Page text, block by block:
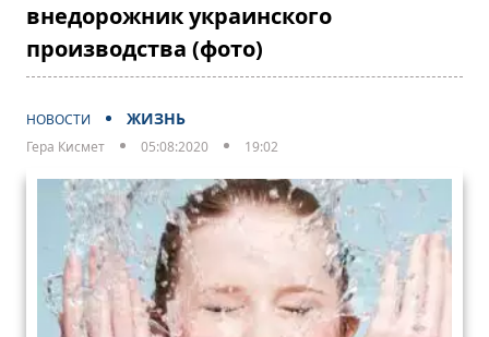
внедорожник украинского
производства (фото)
НОВОСТИ ЖИЗНЬ
Гера Кисмет 05:08:2020 19:02